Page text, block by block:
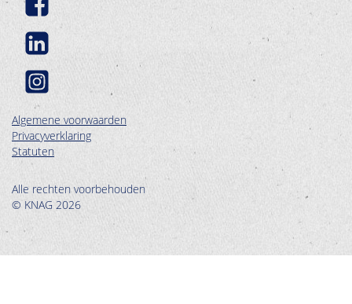
Algemene voorwaarden
Privacyverklaring
Statuten
Alle rechten voorbehouden
© KNAG 2026